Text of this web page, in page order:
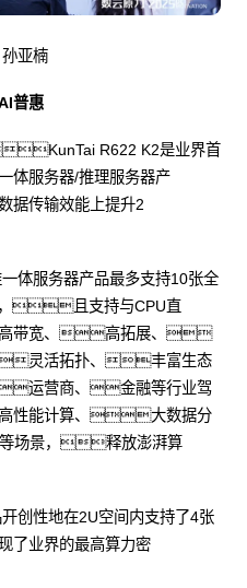
亚楠
普惠
R622 K2是业界首
体服务器/推理服务器产
据传输效能上提升2
体服务器产品最多支持10张全
，且支持与CPU直
带宽、高拓展、
灵活拓扑、丰富生态
运营商、金融等行业驾
性能计算、大数据分
场景，释放澎湃算
创性地在2U空间内支持了4张
业界的最高算力密